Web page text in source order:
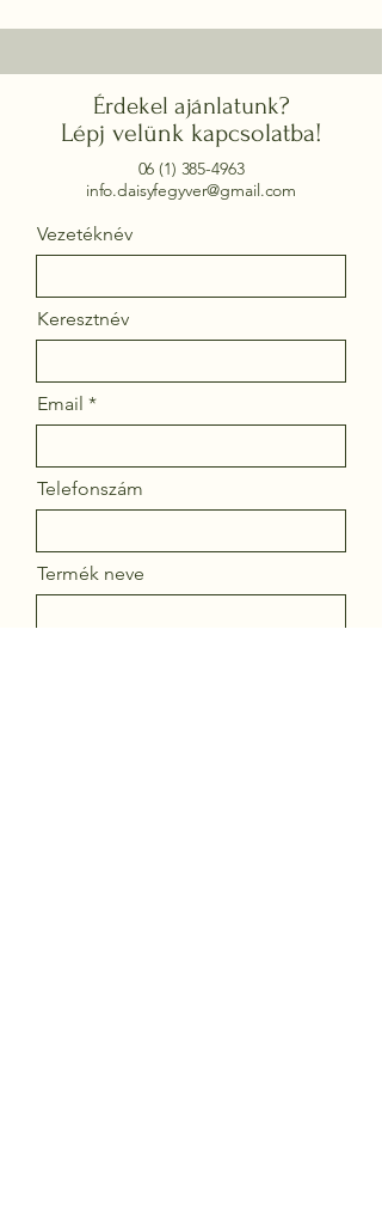
Érdekel ajánlatunk?
Lépj velünk kapcsolatba!
06 (1) 385-4963
info.daisyfegyver@gmail.com
Vezetéknév
Keresztnév
Email
Telefonszám
Termék neve